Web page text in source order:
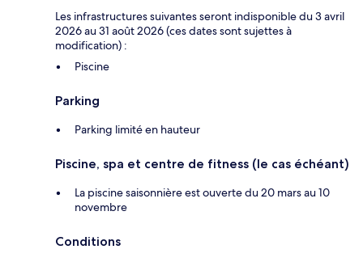
Les infrastructures suivantes seront indisponible du 3 avril
2026 au 31 août 2026 (ces dates sont sujettes à
modification) :
Piscine
Parking
Parking limité en hauteur
Piscine, spa et centre de fitness (le cas échéant)
La piscine saisonnière est ouverte du 20 mars au 10
novembre
Conditions